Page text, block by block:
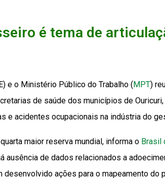
é tema de
e o Ministério Público do Trabalho (MPT)
de saúde dos municípios de Ouricuri,
e acidentes ocupacionais na indústria do
maior reserva mundial, informa o Brasil
ausência de dados relacionados a
ações para o mapeamento do